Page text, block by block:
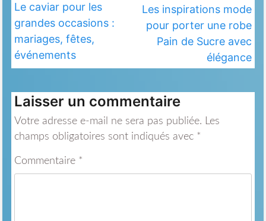
Le caviar pour les
grandes occasions :
mariages, fêtes,
événements
Les inspirations mode
pour porter une robe
Pain de Sucre avec
élégance
Laisser un commentaire
Votre adresse e-mail ne sera pas publiée. Les
champs obligatoires sont indiqués avec *
Commentaire *